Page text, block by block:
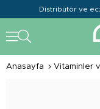
Distribütör ve
Anasayfa Vitaminler